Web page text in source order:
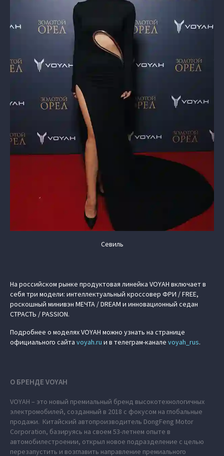
Севиль
На российском рынке продуктовая линейка VOYAH включает в
себя три модели: интеллектуальный кроссовер ФРИ / FREE,
роскошный минивэн МЕЧТА / DREAM и инновационный седан
СТРАСТЬ / PASSION.
Подробнее о моделях VOYAH можно узнать на странице
официального сайта voyah.ru и в телеграм-канале voyah_rus.
О БРЕНДЕ VOYAH
VOYAH – это новый премиальный бренд высокотехнологичных
электромобилей, созданный в 2018 с фокусом на глобальные
продажи. Китайский автопроизводитель DongFeng Motor
Corporation, базируясь на своем 53-летнем опыте в
автомобилестроении, открыл новое подразделение с целью
перезапустить и возглавить направление премиального